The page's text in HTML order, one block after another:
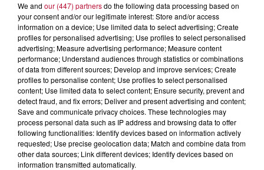
8 juillet 2026
Aude : les « Vélis », des « véhicules du futur »
pour explorer le...
We and our (447) partnersdo the following data processing based on
your consent and/or our legitimate interest: Store and/or access
information on a device; Use limited data to select advertising; Create
profiles for personalised advertising; Use profiles to select personalised
advertising; Measure advertising performance; Measure content
performance; Understand audiences through statistics or combinations
of data from different sources; Develop and improve services; Create
profiles to personalise content; Use profiles to select personalised
content; Use limited data to select content; Ensure security, prevent and
detect fraud, and fix errors; Deliver and present advertising and content;
Save and communicate privacy choices. These technologies may
process personal data such as IP address and browsing data to offer
following functionalities: Identify devices based on information actively
requested; Use precise geolocation data; Match and combine data from
other data sources; Link different devices; Identify devices based on
information transmitted automatically.